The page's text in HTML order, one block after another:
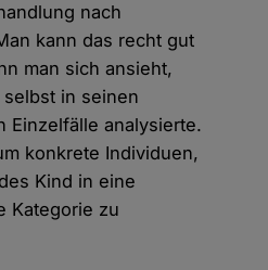
nach
kann das recht gut
man sich ansieht,
in seinen
Einzelfälle analysierte.
konkrete Individuen,
Kind in eine
Kategorie zu